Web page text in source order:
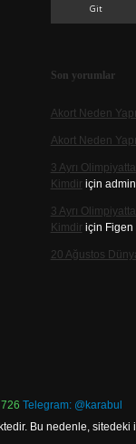
Son yorumlar
Akort Neden
Akort Neden
3 Ayrı
Kimdiriçin admin
3 Ayrı
Kimdiriçin Figen
20 Ağustos
Telegram: @karabul
Bu nedenle,